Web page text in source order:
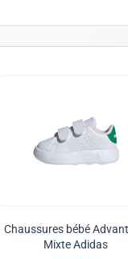
Chaussures bébé
Mixte Adidas